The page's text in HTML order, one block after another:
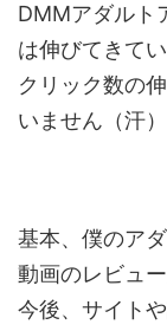
DMMアダルト
は伸びてきて
クリック数の
いません（汗）
基本、僕のア
動画のレビュ
今後、サイト